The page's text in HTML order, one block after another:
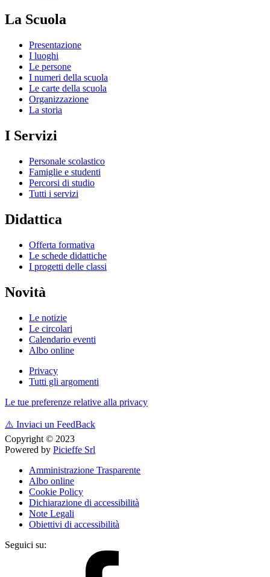
La Scuola
Presentazione
I luoghi
Le persone
I numeri della scuola
Le carte della scuola
Organizzazione
La storia
I Servizi
Personale scolastico
Famiglie e studenti
Percorsi di studio
Tutti i servizi
Didattica
Offerta formativa
Le schede didattiche
I progetti delle classi
Novità
Le notizie
Le circolari
Calendario eventi
Albo online
Privacy
Tutti gli argomenti
Le tue preferenze relative alla privacy
⚠️ Inviaci un FeedBack
Copyright © 2023
Powered by Picieffe Srl
Amministrazione Trasparente
Albo online
Cookie Policy
Dichiarazione di accessibilità
Note Legali
Obiettivi di accessibilità
Seguici su: